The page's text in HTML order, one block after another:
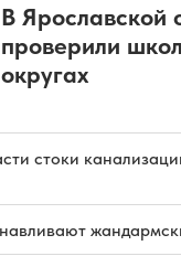
В Ярославской
проверили
округах
стоки